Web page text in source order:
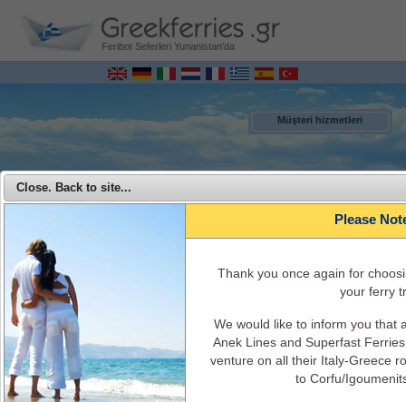
Feribot Seferleri Yunanistan'da
Müşteri hizmetleri
MENU
Superfast Ferries - Superfast Ferries ile Yunanistan’dan İtalya’ya
seyahat edin
Close. Back to site...
Please
Τhank you once again for
your ferry
We would like to inform you that
Anek Lines and Superfast
venture on all their Italy-Greece
to Corfu/